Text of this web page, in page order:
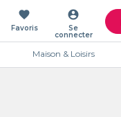
favorite
Favoris
account_circle
Se
connecter
Maison & Loisirs